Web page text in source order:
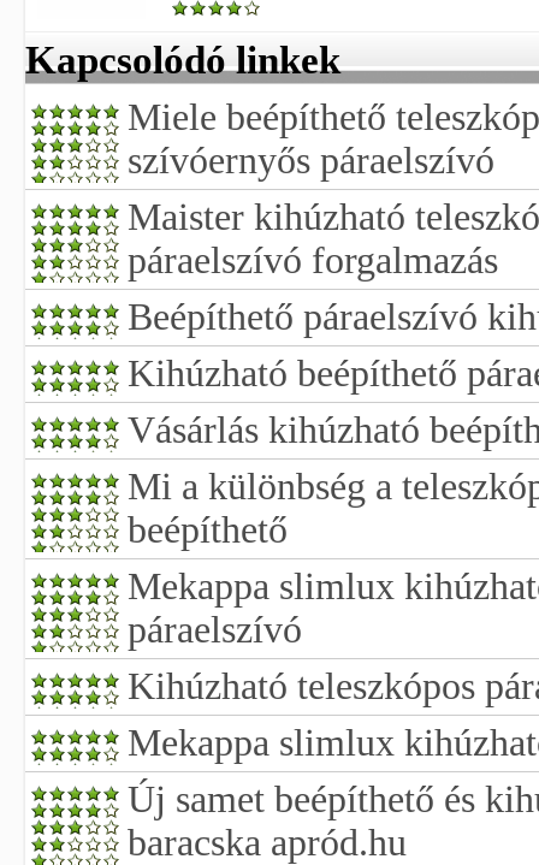
Kapcsolódó linkek
Miele beépíthető
szívóernyős páraelszívó
Maister kihúzható
páraelszívó forgalmazás
Beépíthető páraelszívó
Kihúzható beépíthető
Vásárlás kihúzható
Mi a különbség a
beépíthető
Mekappa slimlux
páraelszívó
Kihúzható teleszkópos
Mekappa slimlux
Új samet beépíthető és
baracska apród.hu